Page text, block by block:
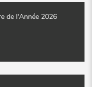
de l'Année 2026